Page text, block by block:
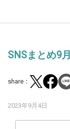
SNSまとめ9
share：
2023年9月4日